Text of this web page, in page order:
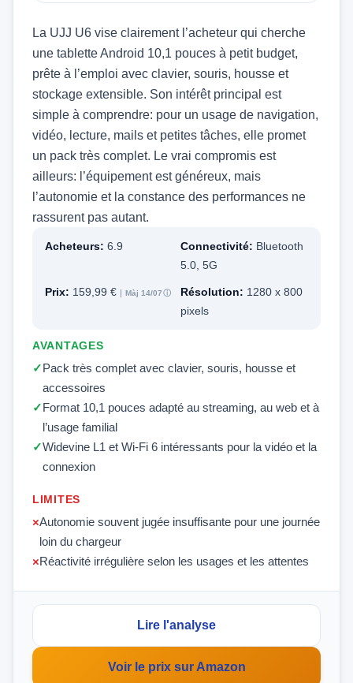
La UJJ U6 vise clairement l’acheteur qui cherche
une tablette Android 10,1 pouces à petit budget,
prête à l’emploi avec clavier, souris, housse et
stockage extensible. Son intérêt principal est
simple à comprendre: pour un usage de navigation,
vidéo, lecture, mails et petites tâches, elle promet
un pack très complet. Le vrai compromis est
ailleurs: l’équipement est généreux, mais
l’autonomie et la constance des performances ne
rassurent pas autant.
Acheteurs: 6.9 Connectivité: Bluetooth
5.0, 5G
Prix: 159,99 € Màj 14/07 ⓘ Résolution: 1280 x 800
pixels
AVANTAGES
Pack très complet avec clavier, souris, housse et
accessoires
Format 10,1 pouces adapté au streaming, au web et à
l’usage familial
Widevine L1 et Wi‑Fi 6 intéressants pour la vidéo et la
connexion
LIMITES
Autonomie souvent jugée insuffisante pour une journée
loin du chargeur
Réactivité irrégulière selon les usages et les attentes
Lire l'analyse
Voir le prix sur Amazon